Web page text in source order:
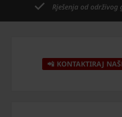
Rješenja od
📲 KONTAKTIRAJ